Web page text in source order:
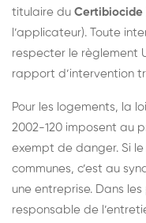
titulaire du Certibiocide
l’applicateur). Toute
respecter le règlement
rapport d’intervention
Pour les logements, la
2002-120 imposent au
exempt de danger. Si
communes, c’est au
une entreprise. Dans
responsable de